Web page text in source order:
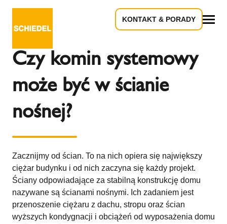
KONTAKT & PORADY
Czy komin systemowy
może być w ścianie
nośnej?
Zacznijmy od ścian. To na nich opiera się największy
ciężar budynku i od nich zaczyna się każdy projekt.
Ściany odpowiadające za stabilną konstrukcję domu
nazywane są ścianami nośnymi. Ich zadaniem jest
przenoszenie ciężaru z dachu, stropu oraz ścian
wyższych kondygnacji i obciążeń od wyposażenia domu